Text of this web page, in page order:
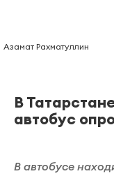
Азамат Рахматуллин
В
автобус
В автобусе